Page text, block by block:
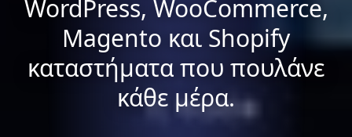
WordPress, WooCommerce,
Magento και Shopify
καταστήματα που πουλάνε
κάθε μέρα.